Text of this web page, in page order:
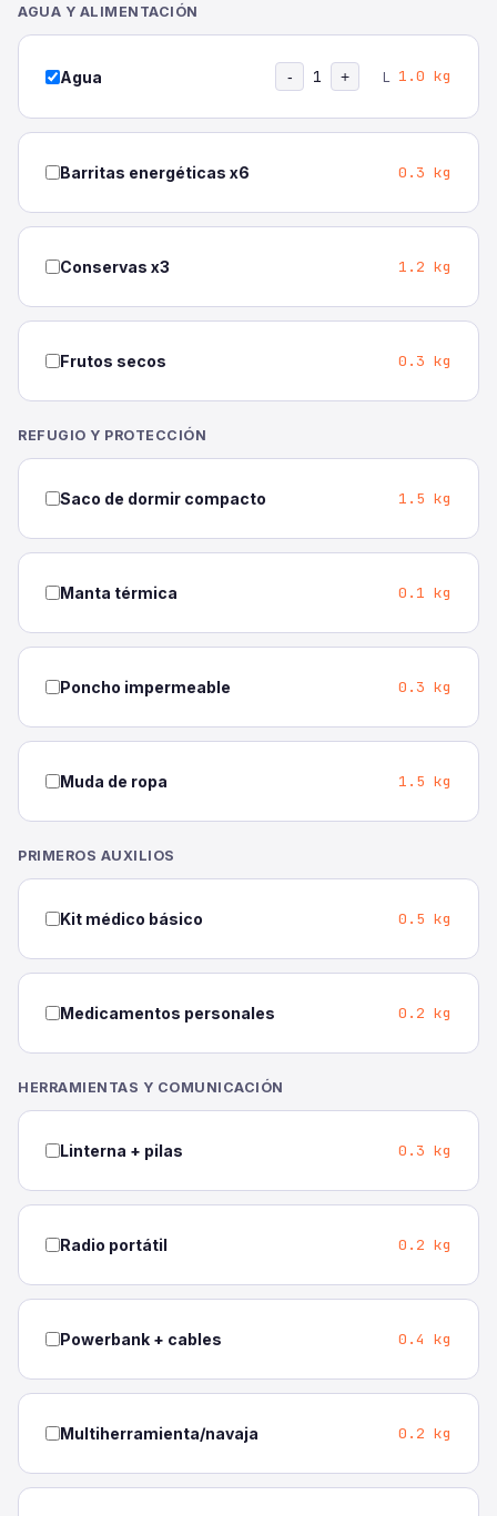
AGUA Y ALIMENTACIÓN
Agua - 1 + L 1.0 kg
Barritas energéticas x6 0.3 kg
Conservas x3 1.2 kg
Frutos secos 0.3 kg
REFUGIO Y PROTECCIÓN
Saco de dormir compacto 1.5 kg
Manta térmica 0.1 kg
Poncho impermeable 0.3 kg
Muda de ropa 1.5 kg
PRIMEROS AUXILIOS
Kit médico básico 0.5 kg
Medicamentos personales 0.2 kg
HERRAMIENTAS Y COMUNICACIÓN
Linterna + pilas 0.3 kg
Radio portátil 0.2 kg
Powerbank + cables 0.4 kg
Multiherramienta/navaja 0.2 kg